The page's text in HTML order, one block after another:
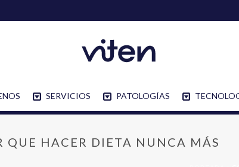
SERVICIOS PATOLOGÍAS
QUE HACER DIETA NUNCA MÁS